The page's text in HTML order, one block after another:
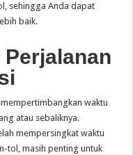
sehingga Anda dapat
baik.
waktu
atau sebaliknya.
mempersingkat waktu
tol, masih penting untuk